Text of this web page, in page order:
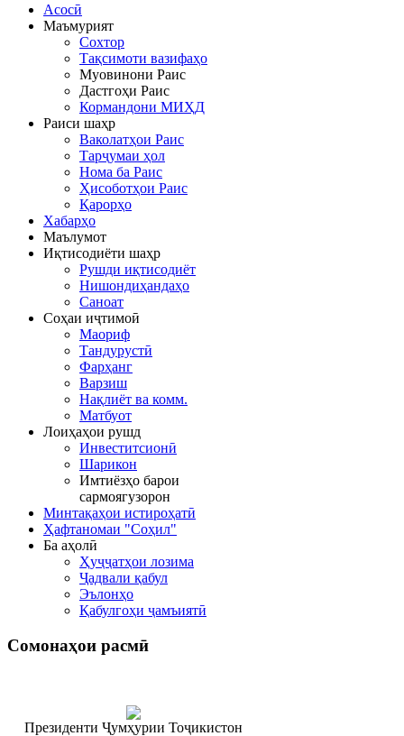
Асосӣ
Маъмурият
Сохтор
Тақсимоти вазифаҳо
Муовинони Раис
Дастгоҳи Раис
Кормандони МИҲД
Раиси шаҳр
Ваколатҳои Раис
Тарҷумаи ҳол
Нома ба Раис
Ҳисоботҳои Раис
Қарорҳо
Хабарҳо
Маълумот
Иқтисодиёти шаҳр
Рушди иқтисодиёт
Нишондиҳандаҳо
Саноат
Соҳаи иҷтимоӣ
Маориф
Тандурустӣ
Фарҳанг
Варзиш
Нақлиёт ва комм.
Матбуот
Лоиҳаҳои рушд
Инвеститсионӣ
Шарикон
Имтиёзҳо барои
сармоягузорон
Минтақаҳои истироҳатӣ
Ҳафтаномаи "Соҳил"
Ба аҳолӣ
Ҳуҷҷатҳои лозима
Ҷадвали қабул
Эълонҳо
Қабулгоҳи ҷамъиятӣ
Сомонаҳои расмӣ
Президенти Ҷумҳурии Тоҷикистон